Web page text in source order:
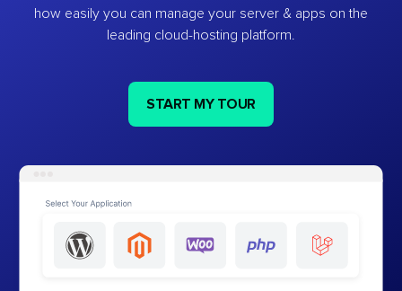
how easily you can manage your server & apps on the
leading cloud-hosting platform.
START MY TOUR